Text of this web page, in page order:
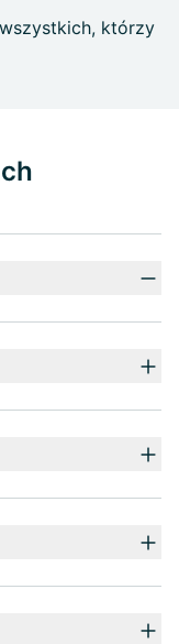
wszystkich, którzy